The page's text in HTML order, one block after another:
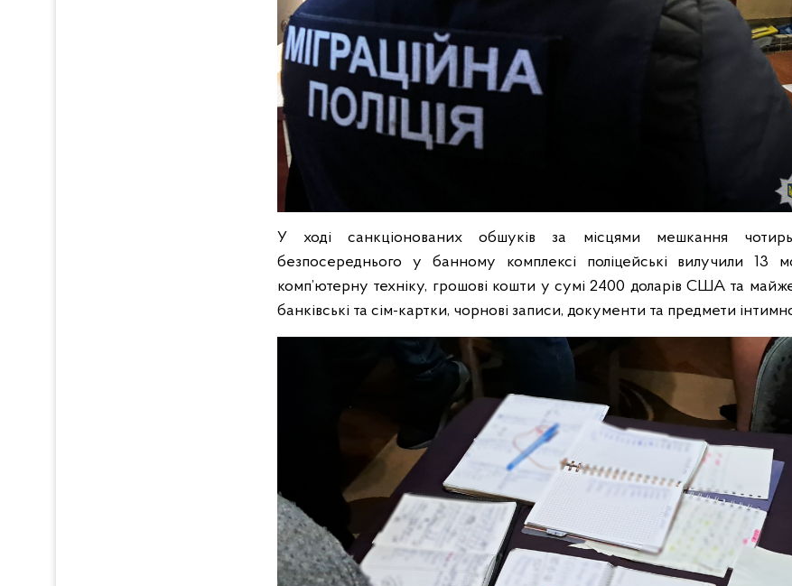
У ході санкціонованих обшуків за місцями мешкання
безпосереднього у банному комплексі поліцейські вилучили 13
комп’ютерну техніку, грошові кошти у сумі 2400 доларів США та
банківські та сім-картки, чорнові записи, документи та предмети